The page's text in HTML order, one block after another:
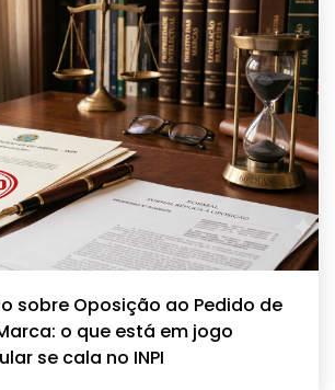
sobre Oposição ao Pedido de
o que está em jogo
se cala no INPI